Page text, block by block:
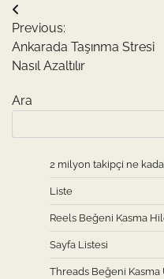
Yazı
gezinmesi
Previous:
Ankarada Taşınma Stresi
Nasıl Azaltılır
Ara
2 milyon takipçi ne
Liste
Reels Beğeni Kasma
Sayfa Listesi
Threads Beğeni Kasma